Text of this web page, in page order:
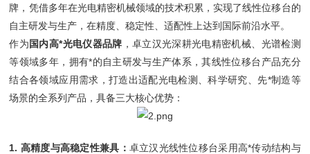
牌，凭借多年在光电精密机械领域的技术积累，实现了线性位移台的
自主研发与生产，在精度、稳定性、适配性上达到国际前沿水平。
作为国内高*光电仪器品牌 ，卓立汉光深耕光电精密机械、光谱检测
等领域多年，拥有*的自主研发与生产体系，其线性位移台产品充分
结合各领域应用需求，打造出适配光电检测、科学研究、先*制造等
场景的全系列产品，具备三大核心优势：
1. 高精度与高稳定性兼具 ： 卓立汉光线性位移台采用高*传动结构与